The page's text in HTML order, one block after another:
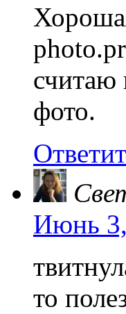
считаю
фото.
Июнь
то